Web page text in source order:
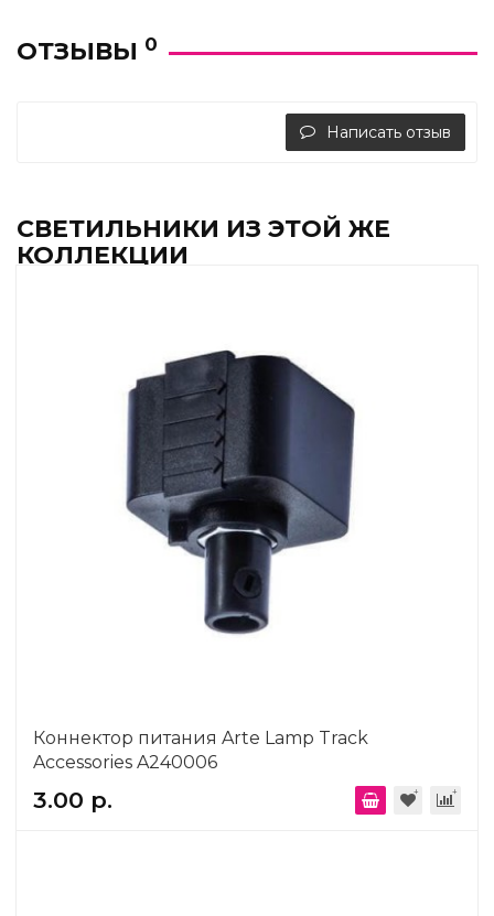
ОТЗЫВЫ 0
Написать отзыв
СВЕТИЛЬНИКИ ИЗ ЭТОЙ ЖЕ
КОЛЛЕКЦИИ
Коннектор питания Arte Lamp Track
Accessories A240006
3.00 р.